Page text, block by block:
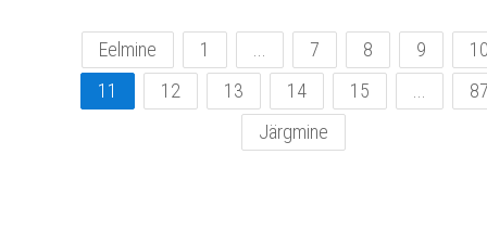
Eelmine 1 7 8 9
11
12 13 14 15
Järgmine